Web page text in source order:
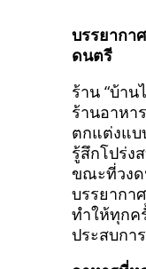
บรรยากา
ดนตรี
ร้าน “บ้าน
ร้านอาหา
ตกแต่งแบ
รู้สึกโปร่ง
ขณะที่วง
บรรยากา
ทำให้ทุกค
ประสบกา